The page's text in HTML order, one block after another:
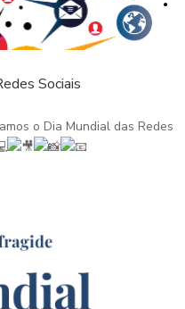
Sociais
o Dia Mundial das Redes